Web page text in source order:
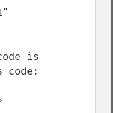
is
code: